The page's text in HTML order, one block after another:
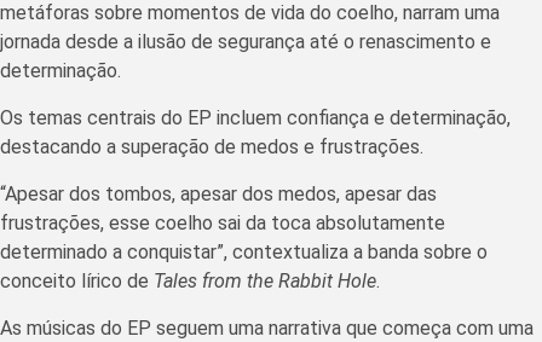
metáforas sobre momentos de vida do coelho, narram uma
jornada desde a ilusão de segurança até o renascimento e
determinação.
Os temas centrais do EP incluem confiança e determinação,
destacando a superação de medos e frustrações.
“Apesar dos tombos, apesar dos medos, apesar das
frustrações, esse coelho sai da toca absolutamente
determinado a conquistar”, contextualiza a banda sobre o
conceito lírico de Tales from the Rabbit Hole.
As músicas do EP seguem uma narrativa que começa com uma